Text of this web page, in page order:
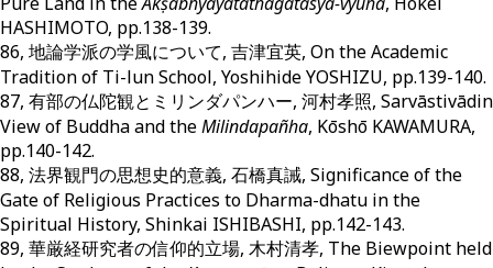
HASHIMOTO, pp.138-139.
86, 地論学派の学風について, 吉津宜英, On the Academic
Tradition of Ti-lun School, Yoshihide YOSHIZU, pp.139-140.
87, 有部の仏陀観とミリンダパンハー, 河村孝照, Sarvāstivādin
View of Buddha and theMilindapañha, Kōshō KAWAMURA,
pp.140-142.
88, 法界観門の思想史的意義, 石橋真誡, Significance of the
Gate of Religious Practices to Dharma-dhatu in the
Spiritual History, Shinkai ISHIBASHI, pp.142-143.
89, 華厳経研究者の信仰的立場, 木村清孝, The Biewpoint held